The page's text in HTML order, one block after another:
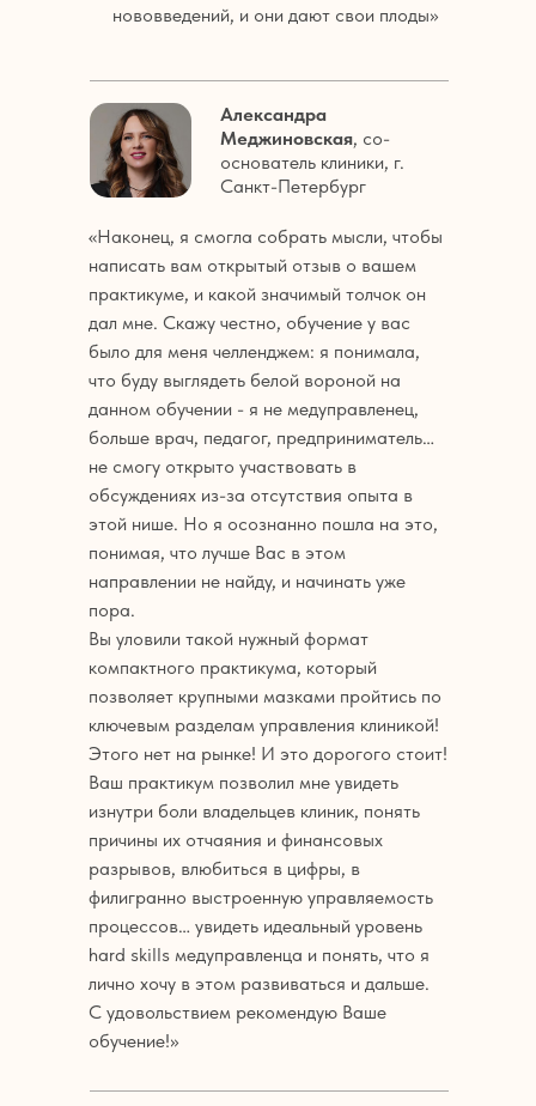
нововведений, и они дают свои плоды»
«Наконец, я смогла собрать мысли, чтобы
написать вам открытый отзыв о вашем
практикуме, и какой значимый толчок он
дал мне. Скажу честно, обучение у вас
было для меня челленджем: я понимала,
что буду выглядеть белой вороной на
данном обучении - я не медуправленец,
больше врач, педагог, предприниматель…
не смогу открыто участвовать в
обсуждениях из-за отсутствия опыта в
этой нише. Но я осознанно пошла на это,
понимая, что лучше Вас в этом
направлении не найду, и начинать уже
пора.
Вы уловили такой нужный формат
компактного практикума, который
позволяет крупными мазками пройтись по
ключевым разделам управления клиникой!
Этого нет на рынке! И это дорогого стоит!
Ваш практикум позволил мне увидеть
изнутри боли владельцев клиник, понять
причины их отчаяния и финансовых
разрывов, влюбиться в цифры, в
филигранно выстроенную управляемость
процессов… увидеть идеальный уровень
hard skills медуправленца и понять, что я
лично хочу в этом развиваться и дальше.
С удовольствием рекомендую Ваше
обучение!»
Александра
Меджиновская, со-
основатель клиники, г.
Санкт-Петербург